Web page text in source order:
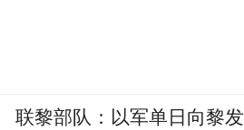
联黎部队：以军单日向黎发